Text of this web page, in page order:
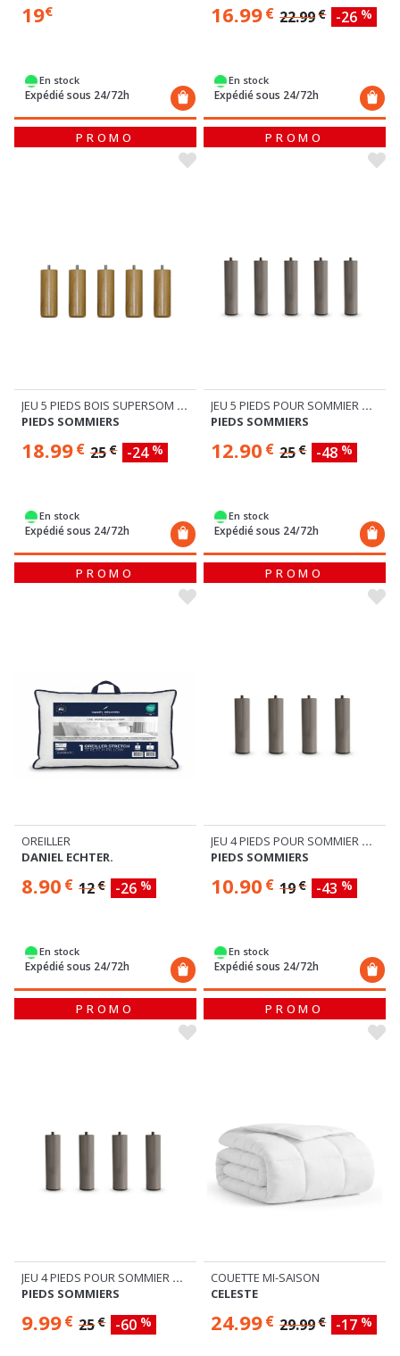
19€
En stock
Expédié sous 24/72h
16.99€ 22.99€ -26 %
En stock
Expédié sous 24/72h
PROMO
JEU 5 PIEDS BOIS SUPERSOM H16
PIEDS SOMMIERS
18.99€ 25€ -24 %
En stock
Expédié sous 24/72h
PROMO
JEU 5 PIEDS POUR SOMMIER METAL H20
PIEDS SOMMIERS
12.90 € 25€ -48 %
En stock
Expédié sous 24/72h
PROMO
OREILLER
DANIEL ECHTER.
8.90 € 12€ -26 %
En stock
Expédié sous 24/72h
PROMO
JEU 4 PIEDS POUR SOMMIER METAL H20
PIEDS SOMMIERS
10.90 € 19€ -43 %
En stock
Expédié sous 24/72h
PROMO
JEU 4 PIEDS POUR SOMMIER METAL H.25
PIEDS SOMMIERS
9.99€ 25€ -60 %
PROMO
COUETTE MI-SAISON
CELESTE
24.99€ 29.99€ -17 %